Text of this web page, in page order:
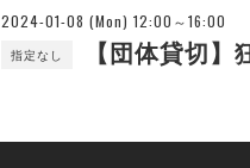
2024-01-08 (Mon) 12:00～16:00
指定なし 【団体貸切】